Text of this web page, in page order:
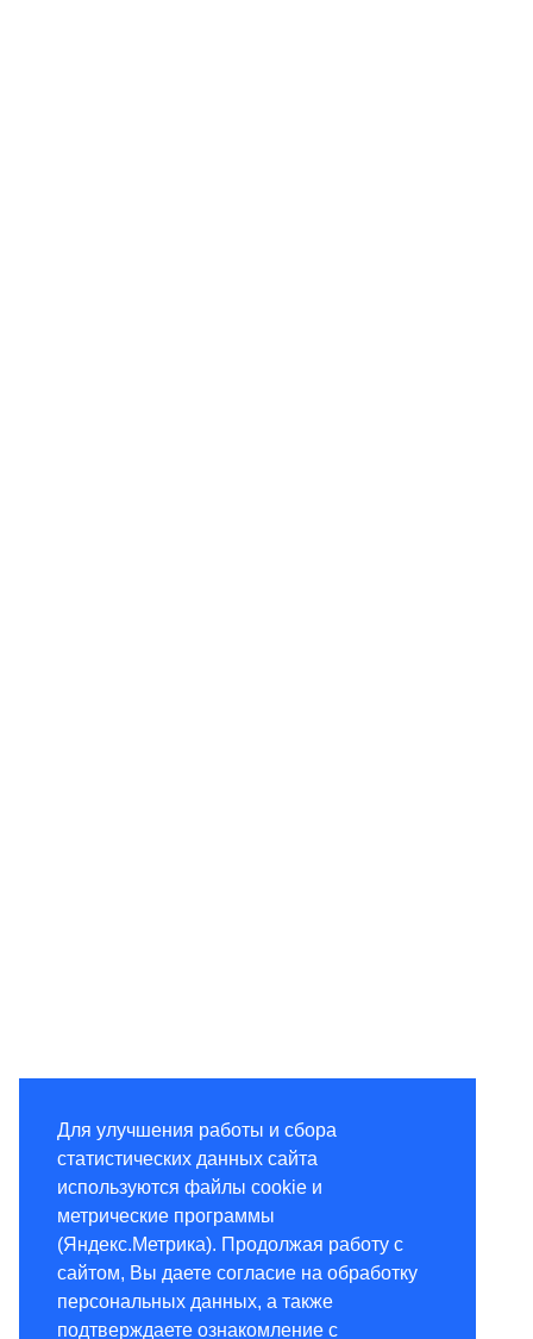
Для улучшения работы и сбора
статистических данных сайта
используются файлы cookie и
метрические программы
(Яндекс.Метрика). Продолжая работу с
сайтом, Вы даете согласие на обработку
персональных данных, а также
подтверждаете ознакомление с